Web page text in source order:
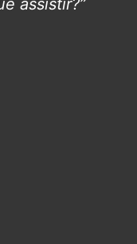
assistir?”